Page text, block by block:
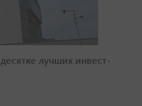
лучших инвест-